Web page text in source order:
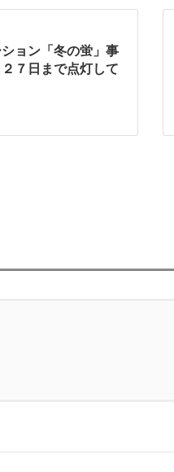
ョン「冬の蛍」事
７日まで点灯して